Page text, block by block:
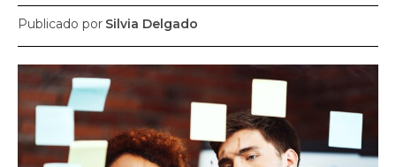
SUBSCRIBE
Welcome to Liberty Case
We have a curated list of the most noteworthy news from all
across the globe. With any subscription plan, you get access
to exclusive articlesthat let you stay ahead of the curve.
Publicado por Silvia Delgado